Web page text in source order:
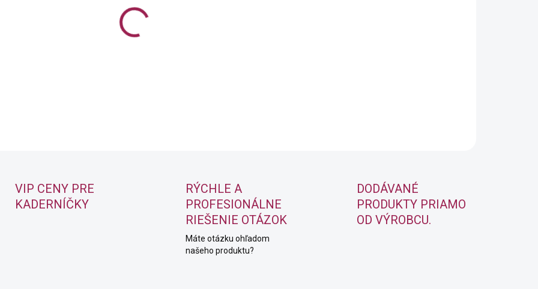
VIP CENY PRE
KADERNÍČKY
RÝCHLE A
PROFESIONÁLNE
RIEŠENIE OTÁZOK
Máte otázku ohľadom
našeho produktu?
DODÁVANÉ
PRODUKTY PRIAMO
OD VÝROBCU.